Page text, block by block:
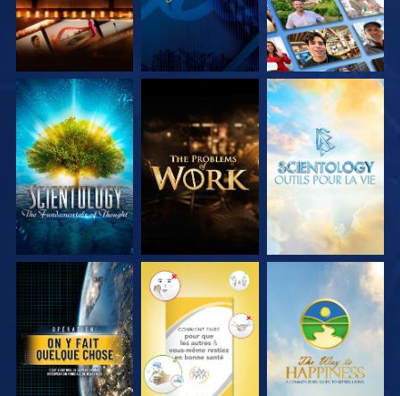
DÉCOUVRIR LES
SÉRIES
DÉCOUVRIR LES
SÉRIES
DÉCOUVRIR LES
SÉRIES
REGARDER REGARDER REGARDER